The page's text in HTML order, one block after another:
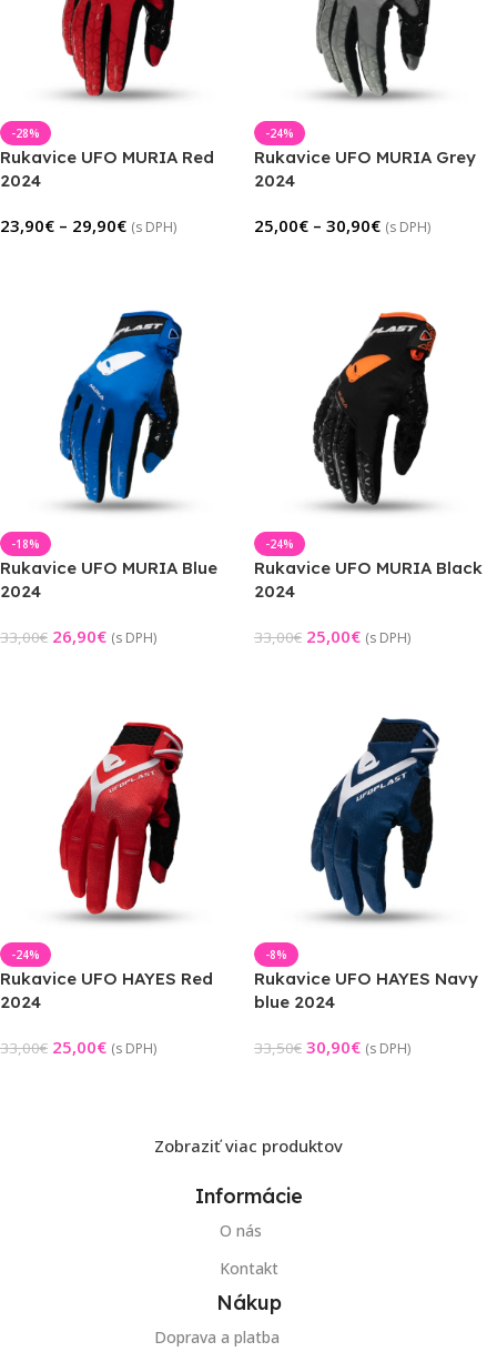
-28%
Rukavice UFO MURIA Red
2024
23,90€ – 29,90€ (s DPH)
-24%
Rukavice UFO MURIA Grey
2024
25,00€ – 30,90€ (s DPH)
-18%
Rukavice UFO MURIA Blue
2024
33,00€ 26,90€ (s DPH)
-24%
Rukavice UFO MURIA Black
2024
33,00€ 25,00€ (s DPH)
-24%
Rukavice UFO HAYES Red
2024
33,00€ 25,00€ (s DPH)
-8%
Rukavice UFO HAYES Navy
blue 2024
33,50€ 30,90€ (s DPH)
Zobraziť viac produktov
Informácie
O nás
Kontakt
Nákup
Doprava a platba